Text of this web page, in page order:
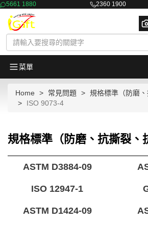
5661 1880 2360 1900
菜單
Home 常見問題
規格標準（防磨、
ISO 9073-4
規格標準（防磨、抗撕裂、
ASTM D3884-09
ISO 12947-1
ASTM D1424-09